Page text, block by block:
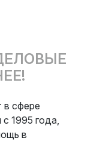
в сфере
1995 года,
в